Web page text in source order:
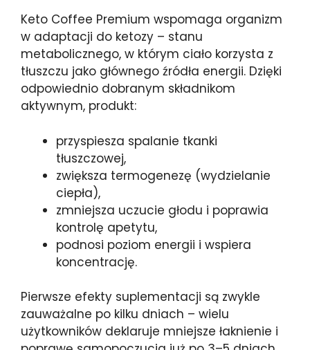
Keto Coffee Premium wspomaga organizm
w adaptacji do ketozy – stanu
metabolicznego, w którym ciało korzysta z
tłuszczu jako głównego źródła energii. Dzięki
odpowiednio dobranym składnikom
aktywnym, produkt:
przyspiesza spalanie tkanki
tłuszczowej,
zwiększa termogenezę (wydzielanie
ciepła),
zmniejsza uczucie głodu i poprawia
kontrolę apetytu,
podnosi poziom energii i wspiera
koncentrację.
Pierwsze efekty suplementacji są zwykle
zauważalne po kilku dniach – wielu
użytkowników deklaruje mniejsze łaknienie i